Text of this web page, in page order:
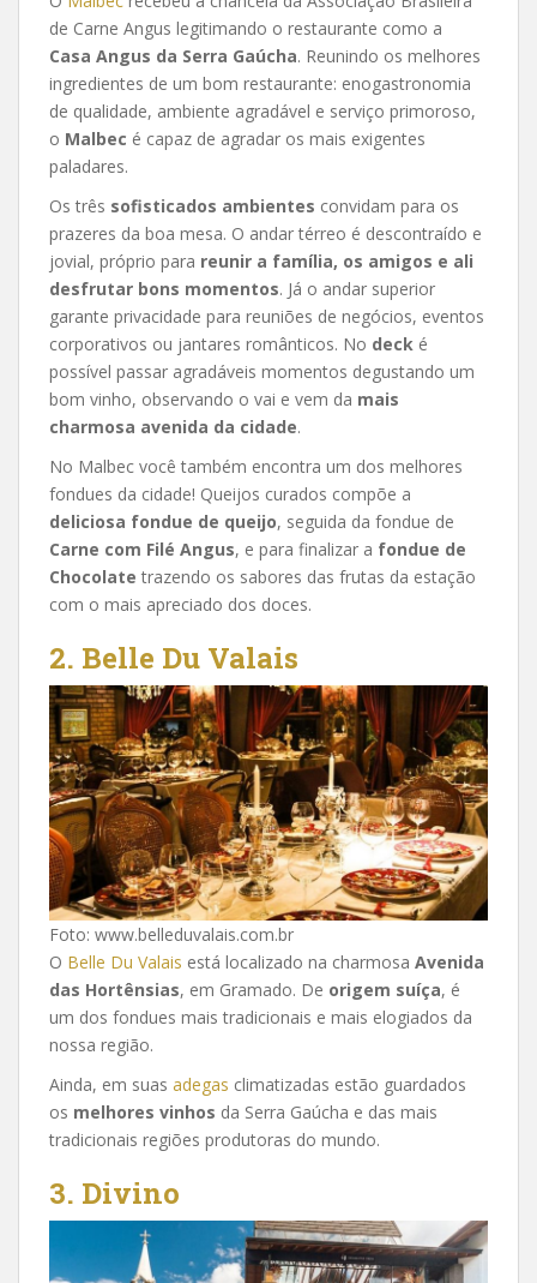
de Carne Angus legitimando o restaurante como a
Casa Angus da Serra Gaúcha. Reunindo os melhores
ingredientes de um bom restaurante: enogastronomia
de qualidade, ambiente agradável e serviço primoroso,
o Malbec é capaz de agradar os mais exigentes
paladares.
Os três sofisticados ambientes convidam para os
prazeres da boa mesa. O andar térreo é descontraído e
jovial, próprio para reunir a família, os amigos e ali
desfrutar bons momentos. Já o andar superior
garante privacidade para reuniões de negócios, eventos
corporativos ou jantares românticos. No deck é
possível passar agradáveis momentos degustando um
bom vinho, observando o vai e vem da mais
charmosa avenida da cidade.
No Malbec você também encontra um dos melhores
fondues da cidade! Queijos curados compõe a
deliciosa fondue de queijo, seguida da fondue de
Carne com Filé Angus, e para finalizar a fondue de
Chocolate trazendo os sabores das frutas da estação
com o mais apreciado dos doces.
2. Belle Du Valais
Foto: www.belleduvalais.com.br
O Belle Du Valais está localizado na charmosa Avenida
das Hortênsias, em Gramado. De origem suíça, é
um dos fondues mais tradicionais e mais elogiados da
nossa região.
Ainda, em suas adegas climatizadas estão guardados
os melhores vinhos da Serra Gaúcha e das mais
tradicionais regiões produtoras do mundo.
3. Divino